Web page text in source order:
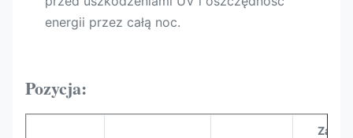
energii przez całą noc.
Pozycja: